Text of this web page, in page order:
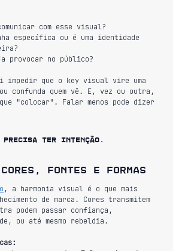
com esse visual?
específica ou é uma identidade
provocar no público?
impedir que o key visual vire uma
confunda quem vê. E, vez ou outra,
"colocar". Falar menos pode dizer
precisa ter intenção.
cores, fontes e formas
, a harmonia visual é o que mais
de marca. Cores transmitem
podem passar confiança,
ou até mesmo rebeldia.